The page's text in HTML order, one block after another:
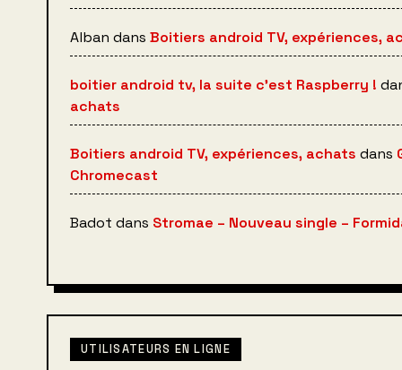
Alban dans Boitiers android TV, expériences,
boitier android tv, la suite c’est Raspberry !
achats
Boitiers android TV, expériences, achats dans
Chromecast
Badot dans Stromae – Nouveau single –
UTILISATEURS EN LIGNE